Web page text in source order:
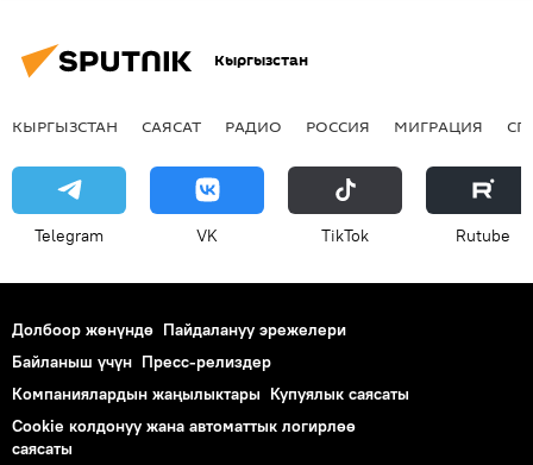
Кыргызстан
КЫРГЫЗСТАН САЯСАТ РАДИО РОССИЯ МИГРАЦИЯ
Telegram VK ТikТоk Rutube
Долбоор жөнүндө Пайдалануу эрежелери
Байланыш үчүн Пресс-релиздер
Компаниялардын жаңылыктары Купуялык саясаты
Cookie колдонуу жана автоматтык логирлөө
саясаты